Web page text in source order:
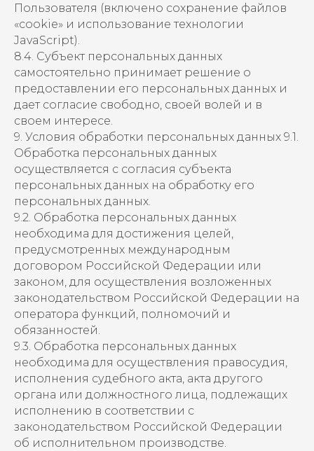
Пользователя (включено сохранение файлов
«cookie» и использование технологии
JavaScript).
8.4. Субъект персональных данных
самостоятельно принимает решение о
предоставлении его персональных данных и
дает согласие свободно, своей волей и в
своем интересе.
9. Условия обработки персональных данных 9.1.
Обработка персональных данных
осуществляется с согласия субъекта
персональных данных на обработку его
персональных данных.
9.2. Обработка персональных данных
необходима для достижения целей,
предусмотренных международным
договором Российской Федерации или
законом, для осуществления возложенных
законодательством Российской Федерации на
оператора функций, полномочий и
обязанностей.
9.3. Обработка персональных данных
необходима для осуществления правосудия,
исполнения судебного акта, акта другого
органа или должностного лица, подлежащих
исполнению в соответствии с
законодательством Российской Федерации
об исполнительном производстве.